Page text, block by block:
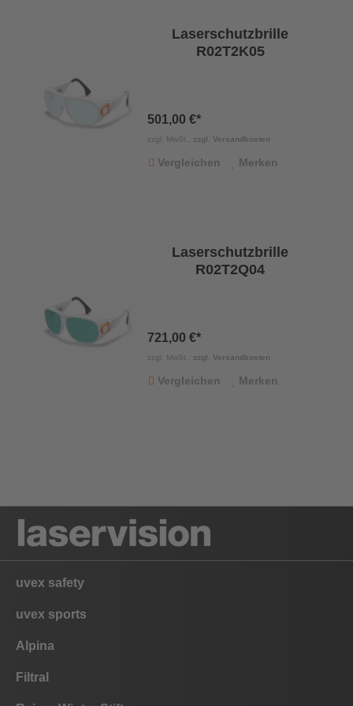
Laserschutzbrille
R02T2K05
501,00 €*
zzgl. MwSt., zzgl. Versandkosten
Vergleichen Merken
Laserschutzbrille
R02T2Q04
721,00 €*
zzgl. MwSt., zzgl. Versandkosten
Vergleichen Merken
uvex safety
uvex sports
Alpina
Filtral